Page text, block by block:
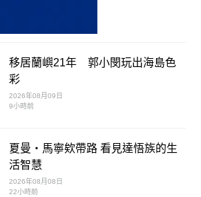
移居蘭嶼21年 郭小閔玩出海島色
彩
2026年08月09日
9小時前
夏曼・馬寧欸帶路 看見達悟族的生
活智慧
2026年08月08日
22小時前